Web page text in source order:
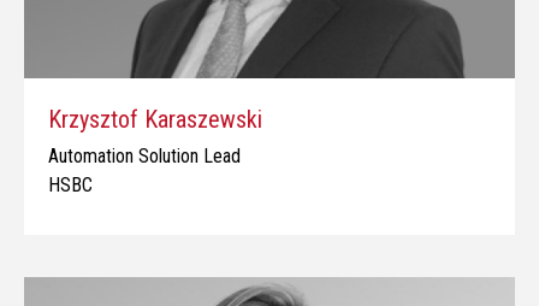
Krzysztof Karaszewski
Automation Solution Lead
HSBC